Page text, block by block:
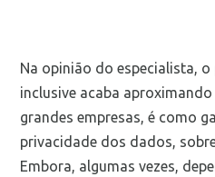
Na opinião do especialista,
inclusive acaba
grandes empresas, é como
privacidade dos dados,
Embora, algumas vezes,